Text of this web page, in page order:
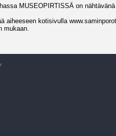
MUSEOPIRTISSÄ on
aiheeseen kotisivulla
mukaan.